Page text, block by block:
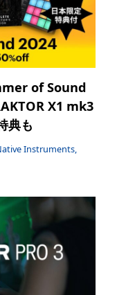
of Sound
X1 mk3
典も
Instruments